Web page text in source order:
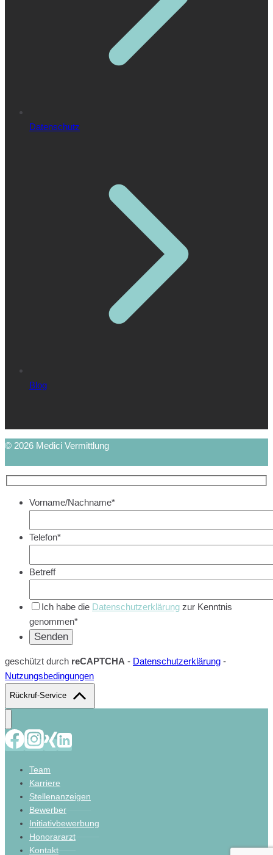
Datenschutz
Blog
© 2026 Medici Vermittlung
Vorname/Nachname*
Telefon*
Betreff
Ich habe die Datenschutzerklärung zur Kenntnis
genommen*
geschützt durch reCAPTCHA - Datenschutzerklärung -
Nutzungsbedingungen
Rückruf-Service
Team
Karriere
Stellenanzeigen
Bewerber
Initiativbewerbung
Honorararzt
Kontakt